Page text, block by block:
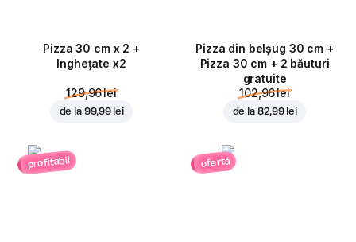
Pizza 30 cm x 2 +
Inghețate x2
129,96 lei
de la 99,99 lei
Pizza din belșug 30 cm +
Pizza 30 cm + 2 băuturi
gratuite
102,96 lei
de la 82,99 lei
profitabil ofertă